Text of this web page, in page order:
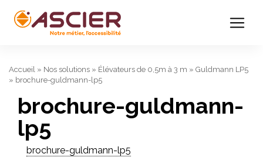
Accueil » Nos solutions » Élévateurs de 0,5m à 3 m » Guldmann LP5
» brochure-guldmann-lp5
brochure-guldmann-
lp5
brochure-guldmann-lp5